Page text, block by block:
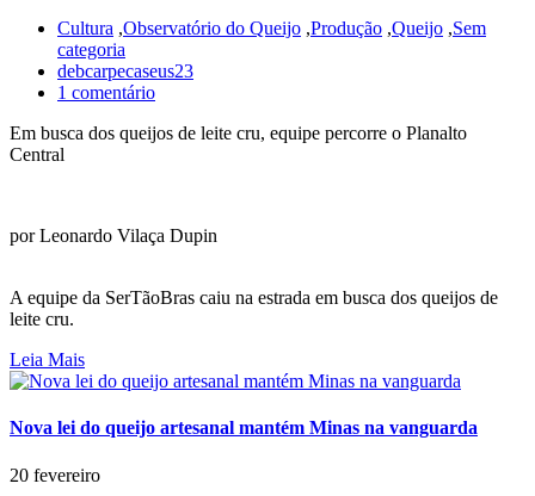
Cultura ,Observatório do Queijo ,Produção ,Queijo ,Sem
categoria
debcarpecaseus23
1 comentário
Em busca dos queijos de leite cru, equipe percorre o Planalto
Central
por Leonardo Vilaça Dupin
A equipe da SerTãoBras caiu na estrada em busca dos queijos de
leite cru.
Leia Mais
Nova lei do queijo artesanal mantém Minas na vanguarda
20 fevereiro